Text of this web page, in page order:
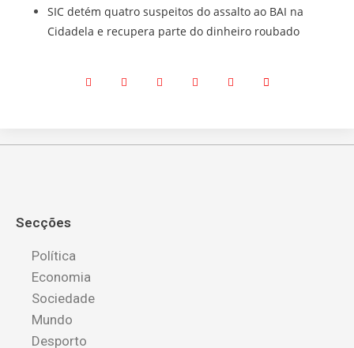
SIC detém quatro suspeitos do assalto ao BAI na
Cidadela e recupera parte do dinheiro roubado
Secções
Política
Economia
Sociedade
Mundo
Desporto